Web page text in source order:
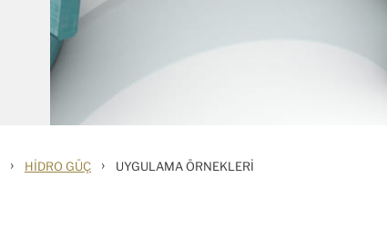
› HIDRO GÜÇ › UYGULAMA ÖRNEKLERI